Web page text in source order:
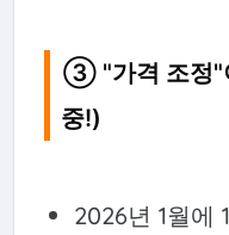
③ "가격 조정"
중!)
2026년 1월에